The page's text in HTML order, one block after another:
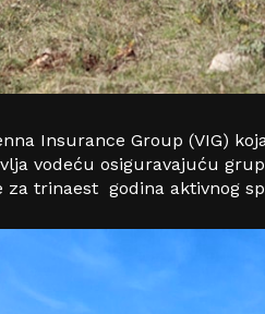
Insurance Group (VIG)
vodeću osiguravajuću
za trinaest godina aktivnog